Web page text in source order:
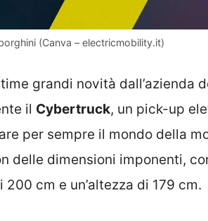
(Canva – electricmobility.it)
grandi novità dall’azienda
il Cybertruck, un pick-up
per sempre il mondo della
delle dimensioni imponenti,
200 cm e un’altezza di 179 cm.